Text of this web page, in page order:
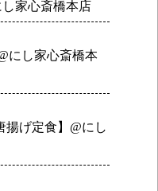
し家心斎橋本店
にし家心斎橋本
揚げ定食】@にし